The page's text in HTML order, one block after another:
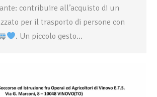
contribuire all’acquisto di un
per il trasporto di persone con
. Un piccolo gesto…